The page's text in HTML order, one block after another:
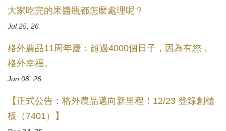
大家吃完的果醬瓶都怎麼處理呢？
Jul 25, 26
格外農品11周年慶：超過4000個日子，因為有您，
格外幸福。
Jun 08, 26
【正式公告：格外農品邁向新里程！12/23 登錄創櫃
板（7401）】